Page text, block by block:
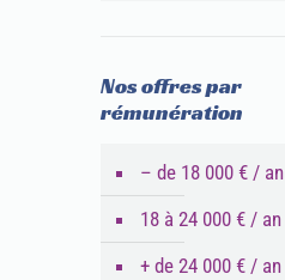
Nos offres par
rémunération
– de 18 000 € / an
18 à 24 000 € / an
+ de 24 000 € / an